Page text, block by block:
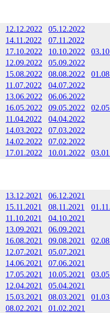
12.12.2022
05.12.2022
14.11.2022
07.11.2022
17.10.2022 10.10.2022
12.09.2022
05.09.2022
15.08.2022 08.08.2022
11.07.2022
04.07.2022
13.06.2022
06.06.2022
16.05.2022 09.05.2022
11.04.2022
04.04.2022
14.03.2022
07.03.2022
14.02.2022
07.02.2022
17.01.2022 10.01.2022
13.12.2021
06.12.2021
15.11.2021 08.11.2021
11.10.2021
04.10.2021
13.09.2021
06.09.2021
16.08.2021 09.08.2021
12.07.2021
05.07.2021
14.06.2021
07.06.2021
17.05.2021 10.05.2021
12.04.2021
05.04.2021
15.03.2021 08.03.2021
08.02.2021
01.02.2021